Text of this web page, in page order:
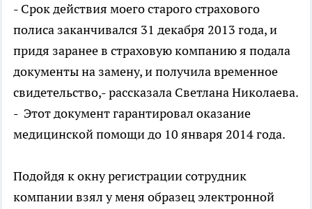
- Срок действия моего старого страхового
полиса заканчивался 31 декабря 2013 года, и
придя заранее в страховую компанию я подала
документы на замену, и получила временное
свидетельство,- рассказала Светлана Николаева.
- Этот документ гарантировал оказание
медицинской помощи до 10 января 2014 года.
Подойдя к окну регистрации сотрудник
компании взял у меня образец электронной